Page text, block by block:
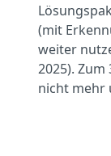
(mit
weiter
2025). Zum
nicht mehr